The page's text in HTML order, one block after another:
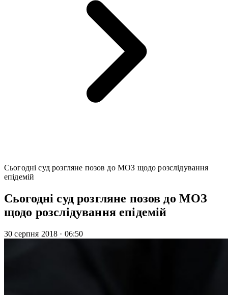
Сьогодні суд розгляне позов до МОЗ щодо розслідування
епідемій
Сьогодні суд розгляне позов до МОЗ
щодо розслідування епідемій
30 серпня 2018 · 06:50